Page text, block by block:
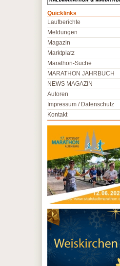
Quicklinks
Laufberichte
Meldungen
Magazin
Marktplatz
Marathon-Suche
MARATHON JAHRBUCH
NEWS MAGAZIN
Autoren
Impressum / Datenschutz
Kontakt